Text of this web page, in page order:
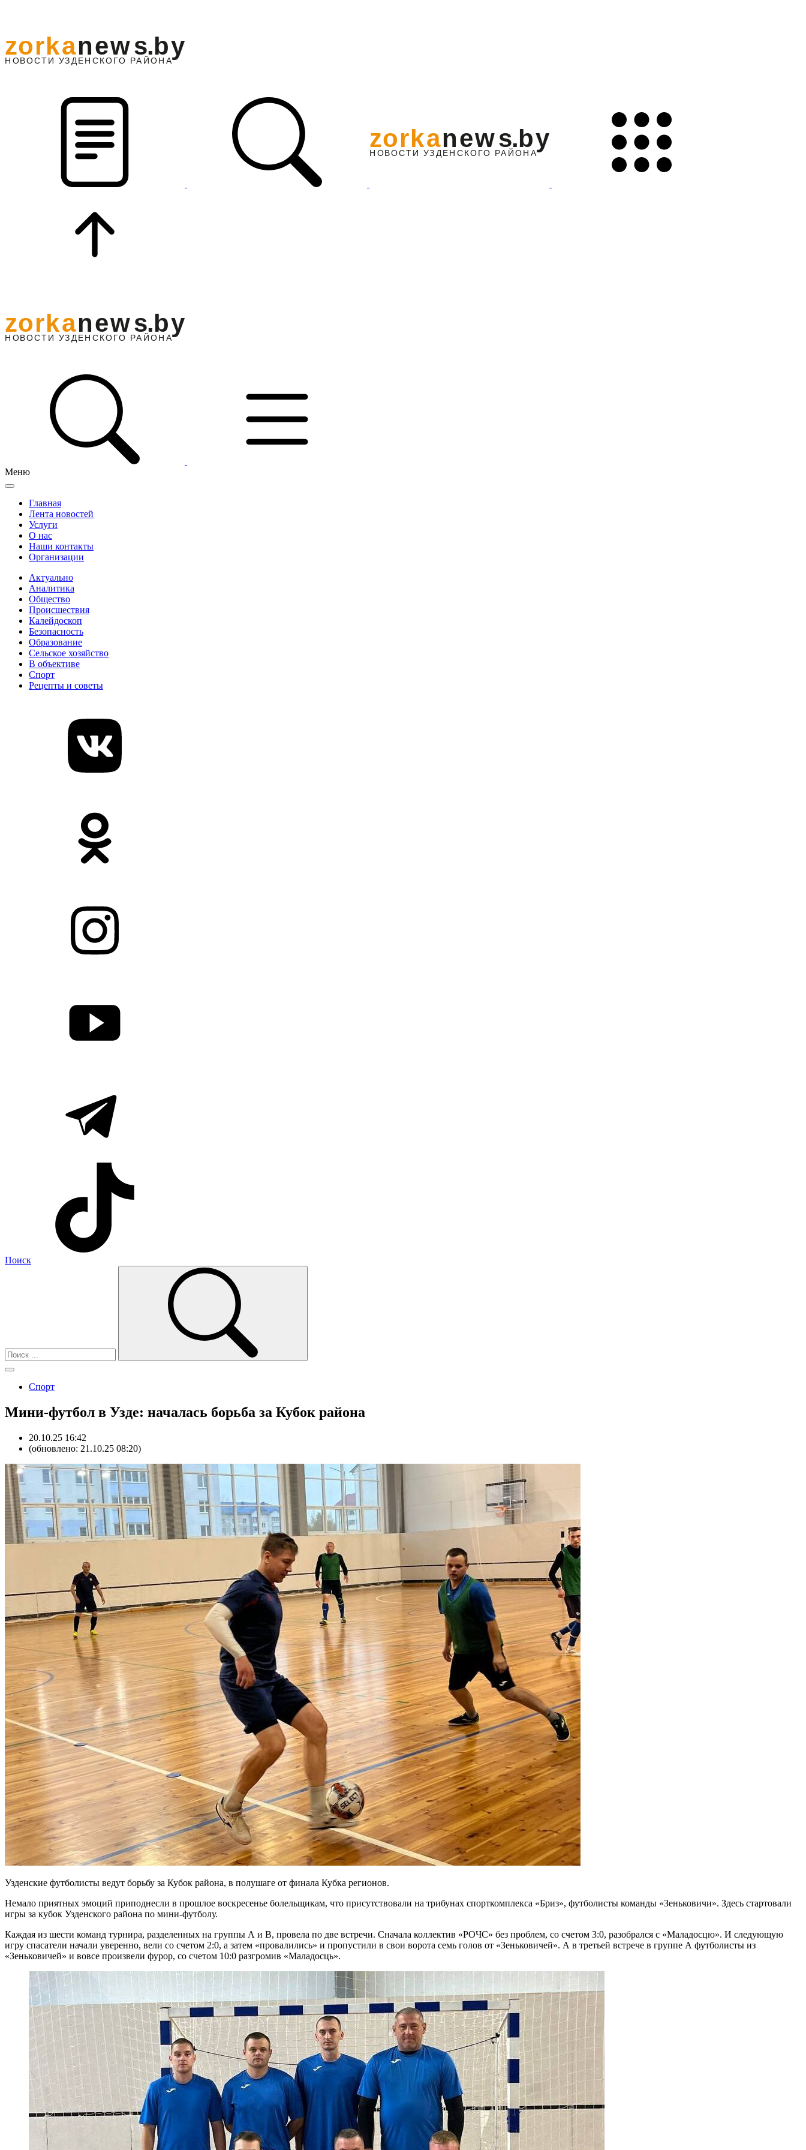
НО ВОСТИ УЗДЕНС КО ГО РАЙОНА
zorkanews.by
Меню
Главная
Лента новостей
Услуги
О нас
Наши контакты
Организации
Актуально
Аналитика
Общество
Происшествия
Калейдоскоп
Безопасность
Образование
Сельское хозяйство
В объективе
Спорт
Рецепты и советы
Поиск
Спорт
Мини-футбол в Узде: началась борьба за Кубок района
20.10.25 16:42
(обновлено: 21.10.25 08:20)
Узденские футболисты ведут борьбу за Кубок района, в полушаге от финала Кубка регионов.
Немало приятных эмоций приподнесли в прошлое воскресенье болельщикам, что присутствовали на трибунах спорткомплекса «Бриз», футболисты команды «Зеньковичи». Здесь стартовали
игры за кубок Узденского района по мини-футболу.
Каждая из шести команд турнира, разделенных на группы А и В, провела по две встречи. Сначала коллектив «РОЧС» без проблем, со счетом 3:0, разобрался с «Маладосцю». И следующую
игру спасатели начали уверенно, вели со счетом 2:0, а затем «провалились» и пропустили в свои ворота семь голов от «Зеньковичей». А в третьей встрече в группе А футболисты из
«Зеньковичей» и вовсе произвели фурор, со счетом 10:0 разгромив «Маладосць».